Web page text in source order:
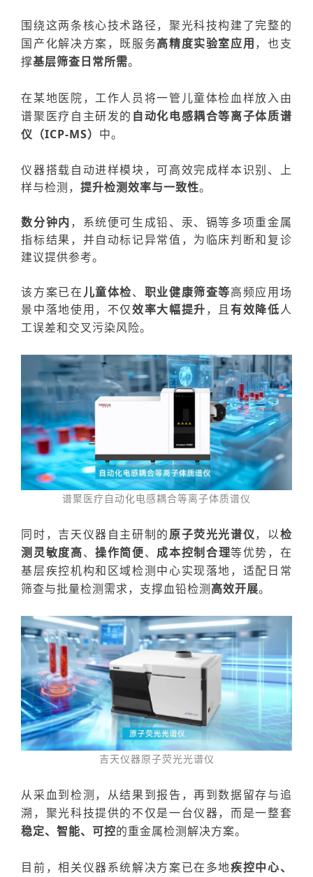
围绕这两条核心技术路径，聚光科技构建了完整的
国产化解决方案， 既服务高精度实验室应用，也支
撑基层筛查日常所需。
在某地医院，工作人员将一管儿童体检血样放入由
谱聚医疗自主研发的 自动化电感耦合等离子体质谱
仪（ICP-MS） 中。
仪器搭载自动进样模块，可高效完成样本识别、上
样与检测，提升检测效率与一致性。
数分钟内 ，系统便可生成铅、汞、镉等多项重金属
指标结果，并自动标记异常值，为临床判断和复诊
建议提供参考。
该方案已在儿童体检、 职业健康筛查等高频应用场
景中落地使用， 不仅效率大幅提升，且有效降低人
工误差和交叉污染风险。
谱聚医疗自动化电感耦合等离子体质谱仪
同时，吉天仪器自主研制的原子荧光光谱仪，以检
测灵敏度高、操作简便、 成本控制合理等优势，在
基层疾控机构和区域检测中心实现落地，适配日常
筛查与批量检测需求，支撑血铅检测高效开展。
吉天仪器原子荧光光谱仪
从采血到检测，从结果到报告，再到数据留存与追
溯，聚光科技提供的不仅是一台仪器，而是一整套
稳定、智能、可控的重金属检测解决方案。
目前，相关仪器系统解决方案已在多地疾控中心、